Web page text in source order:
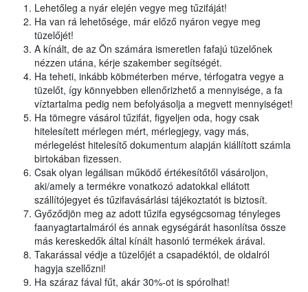
Lehetőleg a nyár elején vegye meg tűzifáját!
Ha van rá lehetősége, már előző nyáron vegye meg
tüzelőjét!
A kínált, de az Ön számára ismeretlen fafajú tüzelőnek
nézzen utána, kérje szakember segítségét.
Ha teheti, inkább köbméterben mérve, térfogatra vegye a
tüzelőt, így könnyebben ellenőrizhető a mennyisége, a fa
víztartalma pedig nem befolyásolja a megvett mennyiséget!
Ha tömegre vásárol tűzifát, figyeljen oda, hogy csak
hitelesített mérlegen mért, mérlegjegy, vagy más,
mérlegelést hitelesítő dokumentum alapján kiállított számla
birtokában fizessen.
Csak olyan legálisan működő értékesítőtől vásároljon,
aki/amely a termékre vonatkozó adatokkal ellátott
szállítójegyet és tűzifavásárlási tájékoztatót is biztosít.
Győződjön meg az adott tűzifa egységcsomag tényleges
faanyagtartalmáról és annak egységárát hasonlítsa össze
más kereskedők által kínált hasonló termékek árával.
Takarással védje a tüzelőjét a csapadéktól, de oldalról
hagyja szellőzni!
Ha száraz fával fűt, akár 30%-ot is spórolhat!